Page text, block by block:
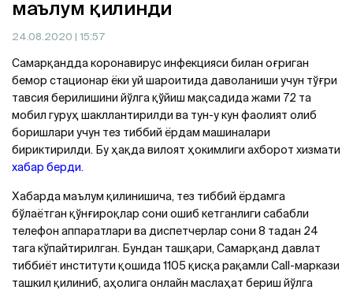
маълум қилинди
24.08.2020 | 15:57
Самарқандда коронавирус инфекцияси билан оғриган
бемор стационар ёки уй шароитида даволаниши учун тўғри
тавсия берилишини йўлга қўйиш мақсадида жами 72 та
мобил гуруҳ шакллантирилди ва тун-у кун фаолият олиб
боришлари учун тез тиббий ёрдам машиналари
бириктирилди. Бу ҳақда вилоят ҳокимлиги ахборот хизмати
хабар берди.
Хабарда маълум қилинишича, тез тиббий ёрдамга
бўлаётган қўнғироқлар сони ошиб кетганлиги сабабли
телефон аппаратлари ва диспетчерлар сони 8 тадан 24
тага кўпайтирилган. Бундан ташқари, Самарқанд давлат
тиббиёт институти қошида 1105 қисқа рақамли Сall-маркази
ташкил қилиниб, аҳолига онлайн маслаҳат бериш йўлга